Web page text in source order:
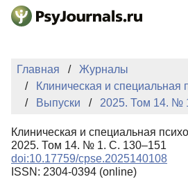
Перейти к основному содержанию
НОВОСТИ
АВТОРЫ
КЛЮЧЕВЫЕ
Регистрация
Главная
Журналы
Клиническая и специальная
Выпуски
2025. Том 14. №
Клиническая и специальная
2025. Том 14. № 1. С. 130–151
doi:10.17759/cpse.2025140108
ISSN: 2304-0394 (online)